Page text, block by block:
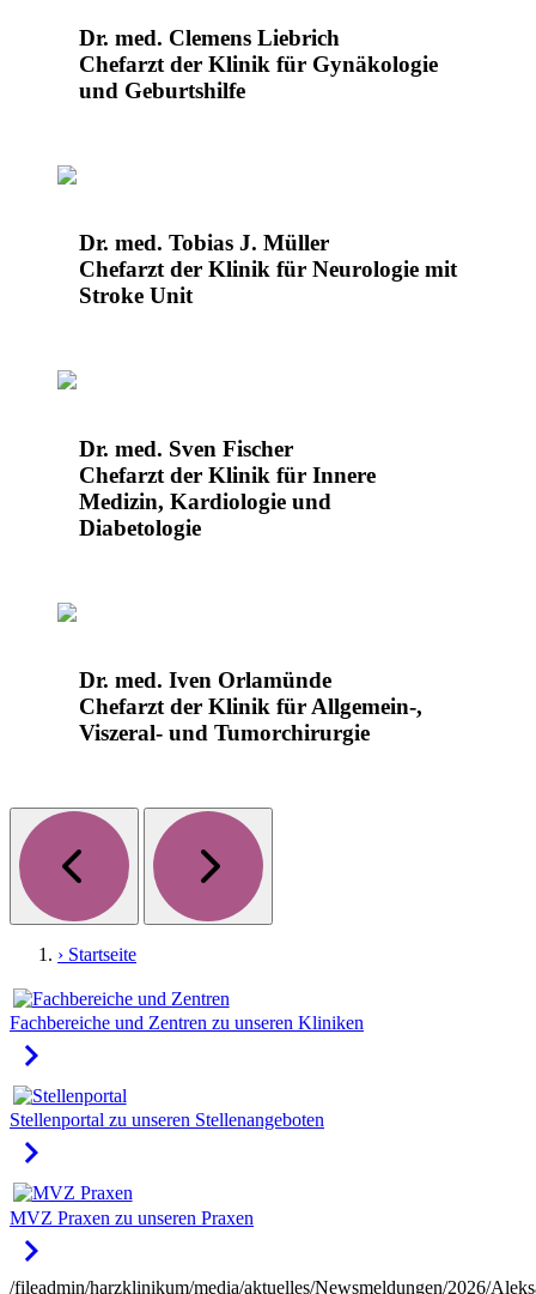
Dr. med. Clemens Liebrich
Chefarzt der Klinik für Gynäkologie
und Geburtshilfe
Dr. med. Tobias J. Müller
Chefarzt der Klinik für Neurologie mit
Stroke Unit
Dr. med. Sven Fischer
Chefarzt der Klinik für Innere
Medizin, Kardiologie und
Diabetologie
Dr. med. Iven Orlamünde
Chefarzt der Klinik für Allgemein-,
Viszeral- und Tumorchirurgie
› Startseite
Fachbereiche und Zentren zu unseren Kliniken
keyboard_arrow_right
Stellenportal zu unseren Stellenangeboten
keyboard_arrow_right
MVZ Praxen zu unseren Praxen
keyboard_arrow_right
/fileadmin/harzklinikum/media/aktuelles/Newsmeldungen/2026/